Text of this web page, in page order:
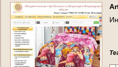
Ar
Ин